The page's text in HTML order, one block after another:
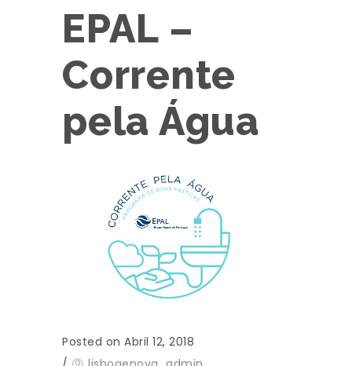
EPAL –
Corrente
pela Água
Posted on Abril 12, 2018